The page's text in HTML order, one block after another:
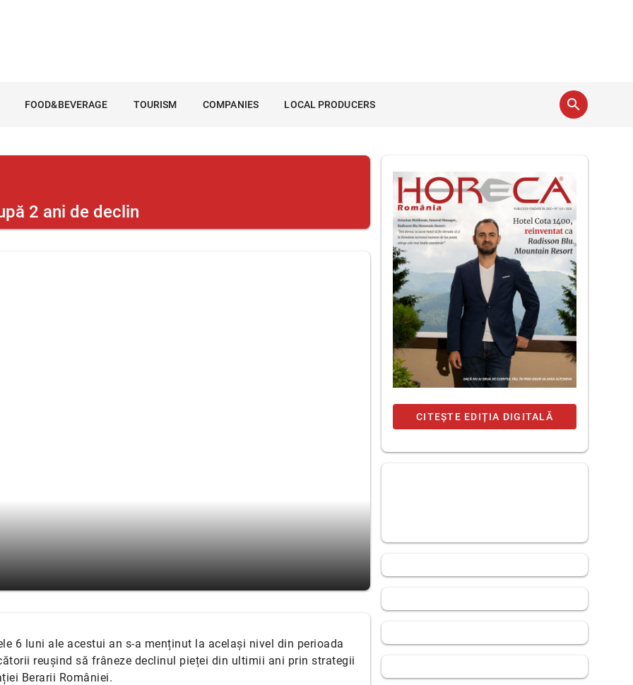
FOOD&BEVERAGE TOURISM COMPANIES LOCAL PRODUCERS search
2 ani de declin
6 luni ale acestui an s-a menținut la același nivel din perioada
reușind să frâneze declinul pieței din ultimii ani prin strategii
Berarii României.
CITEȘTE EDIȚIA DIGITALĂ